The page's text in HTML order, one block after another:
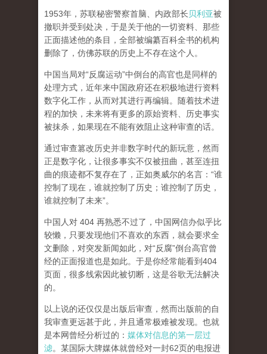
1953年，苏联秘密警察首脑、内政部长贝利亚被
撤职并受到处决，于是关于他的一切资料、那些
正面描述他的条目，全部被编纂百科全书的机构
删除了，仿佛苏联的历史上不存在这个人。
中国当局对“反腐运动”中倒台的高官也是同样的
处理方式，近年来中国政府还在积极地进行资料
数字化工作，从而对其进行再编辑。随着技术进
程的加快，未来将有更多的原始资料、历史事实
被抹杀，如果现在不能有效阻止这种审查的话。
通过审查篡改历史并非数字时代的新玩意，然而
正是数字化，让很多事实不仅被扭曲，甚至连扭
曲的痕迹都不复存在了，正如奥威尔的名言：“谁
控制了现在，谁就控制了历史；谁控制了历史，
谁就控制了未来”。
中国人对 404 再熟悉不过了，中国网信办似乎比
较懒，只要发现他们不喜欢的东西，就会要求全
文删除，对突发新闻如此，对“反腐”倒台高官曾
经的正面报道也是如此。于是你经常能看到404
页面， 很多线索因此被切断，这是谷歌无法解决
的。
以上说的还仅仅是出版后审查，然而出版前的自
我审查更远甚于此，并且通常极难被发现。 也就
是本网曾经分析过的： 媒体对信息的第一层过
滤。某国际大牌媒体就曾经对一封62页的电报进